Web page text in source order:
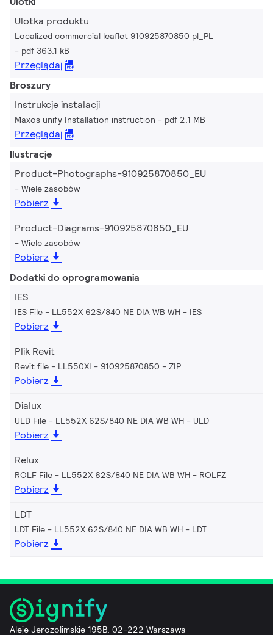
Ulotka produktu
Localized commercial leaflet 910925870850 pl_PL
pdf 363.1 kB
Przeglądaj
Broszury
Instrukcje instalacji
Maxos unify Installation instruction pdf 2.1 MB
Przeglądaj
Ilustracje
Product-Photographs-910925870850_EU
Wiele zasobów
Pobierz
Product-Diagrams-910925870850_EU
Wiele zasobów
Pobierz
Dodatki do oprogramowania
IES
IES File - LL552X 62S/840 NE DIA WB WH IES
Pobierz
Plik Revit
Revit file - LL550XI - 910925870850 ZIP
Pobierz
Dialux
ULD File - LL552X 62S/840 NE DIA WB WH ULD
Pobierz
Relux
ROLF File - LL552X 62S/840 NE DIA WB WH ROLFZ
Pobierz
LDT
LDT File - LL552X 62S/840 NE DIA WB WH LDT
Pobierz
Aleje Jerozolimskie 195B, 02-222 Warszawa